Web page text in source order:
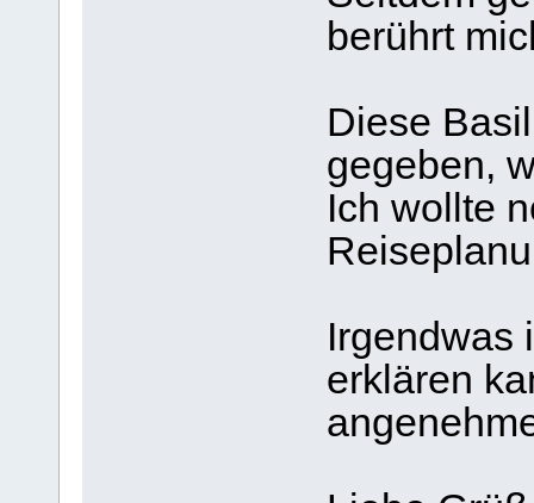
berührt
Diese
gegeben,
Ich wollte
Irgendwas
erklären